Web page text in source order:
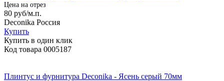
Цена на отрез
80 руб/м.п.
Deconika Россия
Купить
Купить в один клик
Код товара 0005187
Плинтус и фурнитура Deconika - Ясень серый 70мм